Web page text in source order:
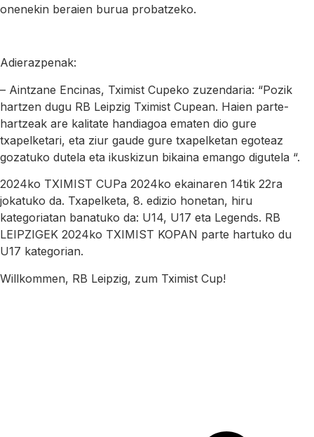
onenekin beraien burua probatzeko.
Adierazpenak:
– Aintzane Encinas, Tximist Cupeko zuzendaria: “Pozik
hartzen dugu RB Leipzig Tximist Cupean. Haien parte-
hartzeak are kalitate handiagoa ematen dio gure
txapelketari, eta ziur gaude gure txapelketan egoteaz
gozatuko dutela eta ikuskizun bikaina emango digutela “.
2024ko TXIMIST CUPa 2024ko ekainaren 14tik 22ra
jokatuko da. Txapelketa, 8. edizio honetan, hiru
kategoriatan banatuko da: U14, U17 eta Legends. RB
LEIPZIGEK 2024ko TXIMIST KOPAN parte hartuko du
U17 kategorian.
Willkommen, RB Leipzig, zum Tximist Cup!